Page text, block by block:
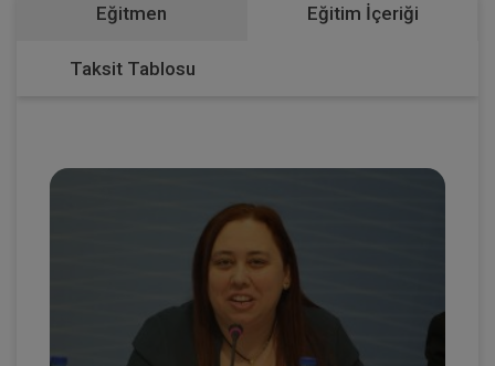
Eğitmen Eğitim İçeriği
Taksit Tablosu